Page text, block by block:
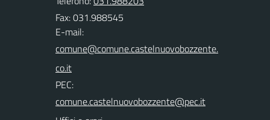
Fax: 031.988545
E-mail:
PEC: